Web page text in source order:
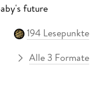
future
194 Lesepunkte
Alle 3 Formate